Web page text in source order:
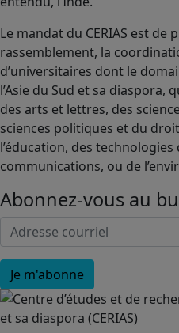
Le mandat du CERIAS est de
rassemblement, la
d’universitaires dont le
l’Asie du Sud et sa diaspora,
des arts et lettres, des
sciences politiques et du
l’éducation, des
communications, ou de
Abonnez-vous au